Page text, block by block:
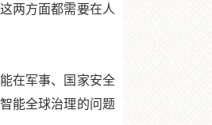
两方面都需要在人
在军事、国家安全
能全球治理的问题